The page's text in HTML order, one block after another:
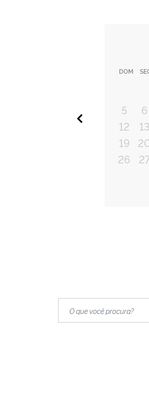
DOM
5
6
12
13
19
26